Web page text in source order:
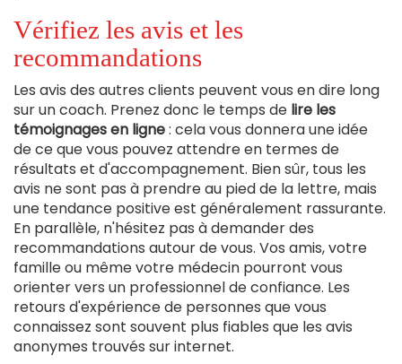
Vérifiez les avis et les
recommandations
Les avis des autres clients peuvent vous en dire long
sur un coach. Prenez donc le temps de lire les
témoignages en ligne: cela vous donnera une idée
de ce que vous pouvez attendre en termes de
résultats et d'accompagnement. Bien sûr, tous les
avis ne sont pas à prendre au pied de la lettre, mais
une tendance positive est généralement rassurante.
En parallèle, n'hésitez pas à demander des
recommandations autour de vous. Vos amis, votre
famille ou même votre médecin pourront vous
orienter vers un professionnel de confiance. Les
retours d'expérience de personnes que vous
connaissez sont souvent plus fiables que les avis
anonymes trouvés sur internet.